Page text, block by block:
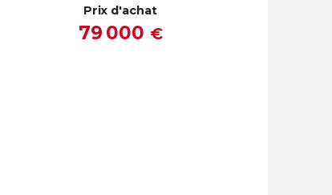
Prix d'achat
79 000 €